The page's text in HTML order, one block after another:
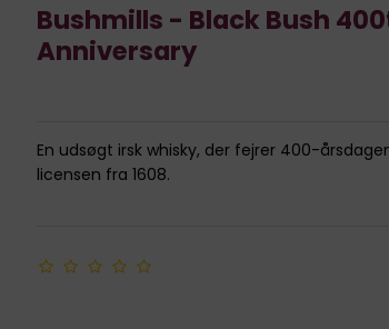
Bushmills - Black Bush
Anniversary
En udsøgt irsk whisky, der fejrer 400-
licensen fra 1608.